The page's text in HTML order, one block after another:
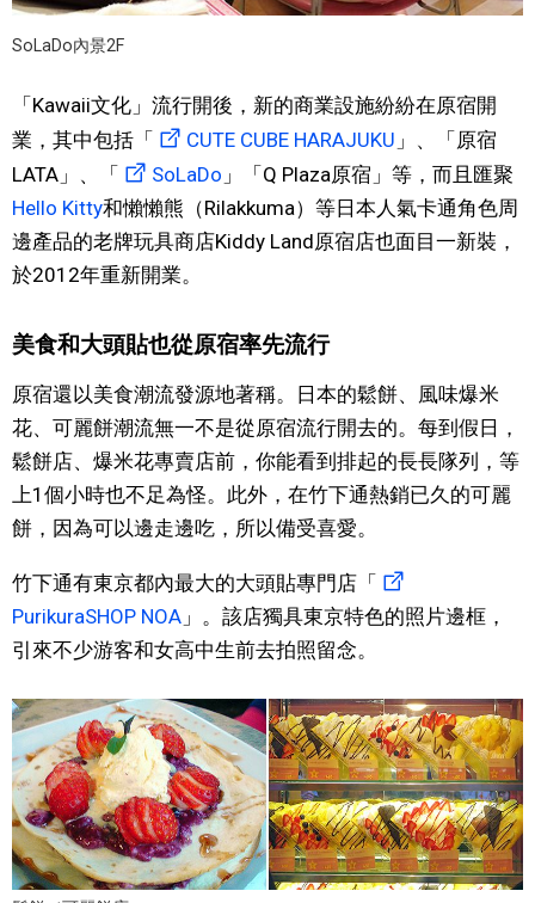
SoLaDo內景2F
「Kawaii文化」流行開後，新的商業設施紛紛在原宿開
業，其中包括「
CUTE CUBE HARAJUKU 」、「原宿
LATA」、「
SoLaDo 」「Q Plaza原宿」等，而且匯聚
Hello Kitty和懶懶熊（Rilakkuma）等日本人氣卡通角色周
邊產品的老牌玩具商店Kiddy Land原宿店也面目一新裝，
於2012年重新開業。
美食和大頭貼也從原宿率先流行
原宿還以美食潮流發源地著稱。日本的鬆餅、風味爆米
花、可麗餅潮流無一不是從原宿流行開去的。每到假日，
鬆餅店、爆米花專賣店前，你能看到排起的長長隊列，等
上1個小時也不足為怪。此外，在竹下通熱銷已久的可麗
餅，因為可以邊走邊吃，所以備受喜愛。
竹下通有東京都內最大的大頭貼專門店「
PurikuraSHOP NOA」。該店獨具東京特色的照片邊框，
引來不少游客和女高中生前去拍照留念。